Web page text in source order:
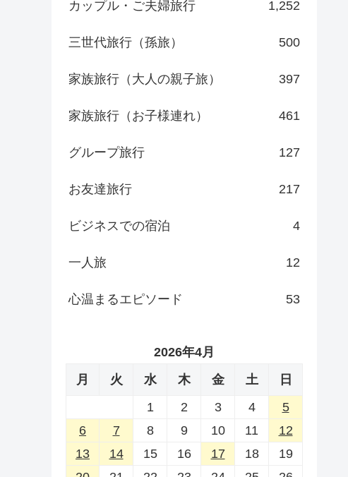
カップル・ご夫婦旅行 1,252
三世代旅行（孫旅） 500
家族旅行（大人の親子旅） 397
家族旅行（お子様連れ） 461
グループ旅行 127
お友達旅行 217
ビジネスでの宿泊 4
一人旅 12
心温まるエピソード 53
2026年4月
月
火 水 木 金 土
日
1
2 3 4
5
6
7 8 9 10 11
12
13
14 15 16 17 18
19